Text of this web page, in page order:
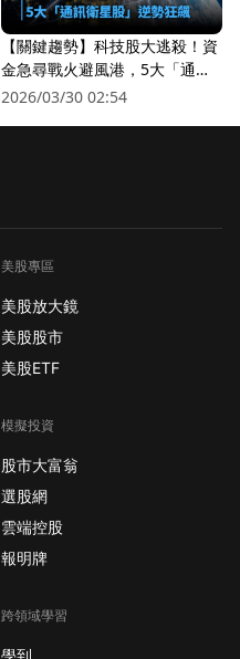
【關鍵趨勢】科技股大逃殺！資
金急尋戰火避風港，5大「通訊
衛星股」逆勢狂飆
2026/03/30 02:54
美股專區
美股放大鏡
美股股市
美股ETF
模擬投資
股市大富翁
選股網
雲端控股
報明牌
跨領域學習
學到